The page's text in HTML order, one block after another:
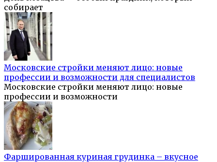
собирает
Московские стройки меняют лицо: новые
профессии и возможности для специалистов
Московские стройки меняют лицо: новые
профессии и возможности
Фаршированная куриная грудинка – вкусное